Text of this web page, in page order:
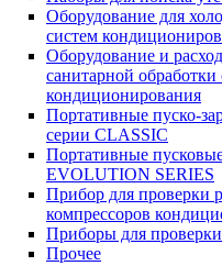
Оборудование для
систем
Оборудование и
санитарной обработки
кондиционирования
Портативные пуско-
серии CLASSIC
Портативные
EVOLUTION SERIES
Прибор для проверки
компрессоров
Приборы для проверки
Прочее